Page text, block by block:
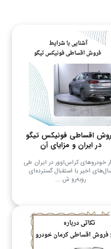
اقساطی فونیکس تیگو
در ایران و مزایای آن
خودروهای کراس‌اوور در ایران طی
اخیر با استقبال گسترده‌ای
روبه‌رو ش ...